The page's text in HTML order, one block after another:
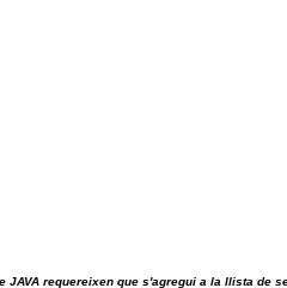
requereixen que s'agregui a la llista de